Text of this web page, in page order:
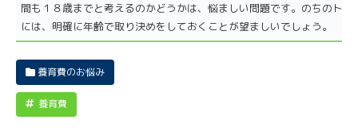
間も１８歳までと考えるのかどうかは、悩ましい問題です。のちのトラ
には、明確に年齢で取り決めをしておくことが望ましいでしょう。
養育費のお悩み
養育費